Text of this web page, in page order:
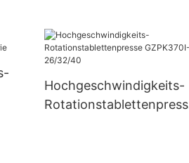
Hochgeschwindigkeits-